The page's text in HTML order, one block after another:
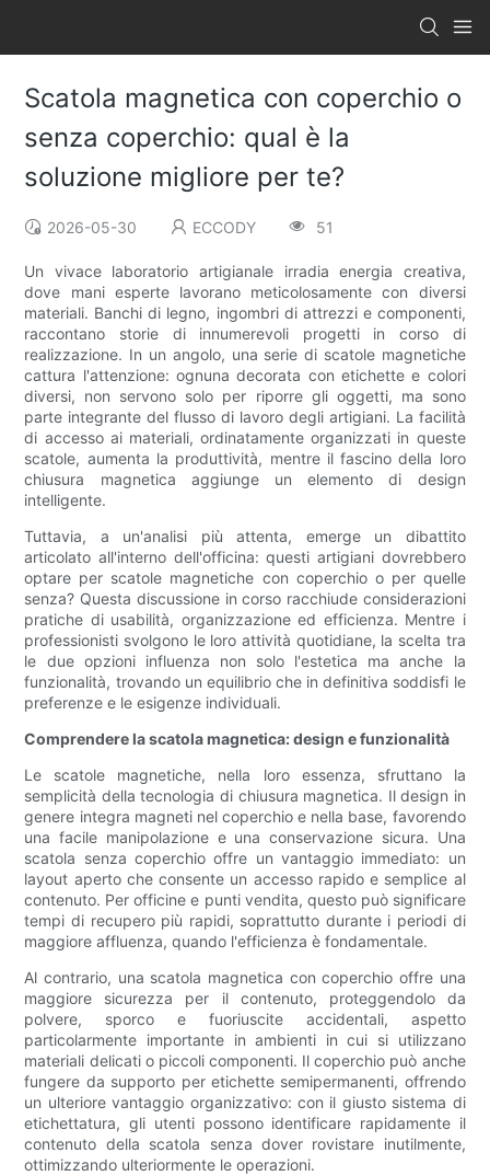
Scatola magnetica con coperchio o
senza coperchio: qual è la
soluzione migliore per te?
2026-05-30 ECCODY 51
Un vivace laboratorio artigianale irradia energia creativa,
dove mani esperte lavorano meticolosamente con diversi
materiali. Banchi di legno, ingombri di attrezzi e componenti,
raccontano storie di innumerevoli progetti in corso di
realizzazione. In un angolo, una serie di scatole magnetiche
cattura l'attenzione: ognuna decorata con etichette e colori
diversi, non servono solo per riporre gli oggetti, ma sono
parte integrante del flusso di lavoro degli artigiani. La facilità
di accesso ai materiali, ordinatamente organizzati in queste
scatole, aumenta la produttività, mentre il fascino della loro
chiusura magnetica aggiunge un elemento di design
intelligente.
Tuttavia, a un'analisi più attenta, emerge un dibattito
articolato all'interno dell'officina: questi artigiani dovrebbero
optare per scatole magnetiche con coperchio o per quelle
senza? Questa discussione in corso racchiude considerazioni
pratiche di usabilità, organizzazione ed efficienza. Mentre i
professionisti svolgono le loro attività quotidiane, la scelta tra
le due opzioni influenza non solo l'estetica ma anche la
funzionalità, trovando un equilibrio che in definitiva soddisfi le
preferenze e le esigenze individuali.
Comprendere la scatola magnetica: design e funzionalità
Le scatole magnetiche, nella loro essenza, sfruttano la
semplicità della tecnologia di chiusura magnetica. Il design in
genere integra magneti nel coperchio e nella base, favorendo
una facile manipolazione e una conservazione sicura. Una
scatola senza coperchio offre un vantaggio immediato: un
layout aperto che consente un accesso rapido e semplice al
contenuto. Per officine e punti vendita, questo può significare
tempi di recupero più rapidi, soprattutto durante i periodi di
maggiore affluenza, quando l'efficienza è fondamentale.
Al contrario, una scatola magnetica con coperchio offre una
maggiore sicurezza per il contenuto, proteggendolo da
polvere, sporco e fuoriuscite accidentali, aspetto
particolarmente importante in ambienti in cui si utilizzano
materiali delicati o piccoli componenti. Il coperchio può anche
fungere da supporto per etichette semipermanenti, offrendo
un ulteriore vantaggio organizzativo: con il giusto sistema di
etichettatura, gli utenti possono identificare rapidamente il
contenuto della scatola senza dover rovistare inutilmente,
ottimizzando ulteriormente le operazioni.